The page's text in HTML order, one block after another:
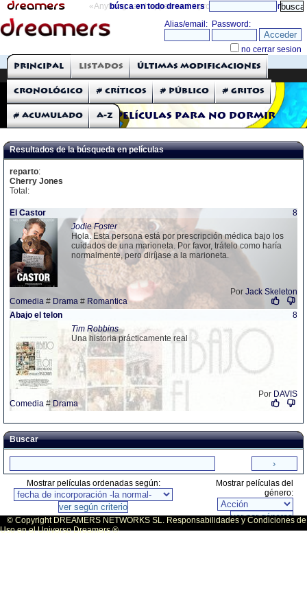
«Anything can happen and it probably will» directorio
búsca en todo dreamers
THE DREAMERS
Críticas: Películas
Películas para no dormir
Principal Listados Últimas modificaciones
Cronológico # Críticos # Público # Gritos
# Acumulado A-Z
Resultados de la búsqueda en películas
reparto:
Cherry Jones
Total:
El Castor
8
Jodie Foster
Hola. Esta persona está por prescripción médica bajo los
cuidados de una marioneta. Por favor, trátelo como haría
normalmente, pero diríjase a la marioneta.
Por Jack Skeleton
Comedia # Drama # Romantica
Abajo el telon
8
Tim Robbins
Una historia prácticamente real
Por DAVIS
Comedia #Drama
Buscar
Mostrar películas ordenadas según:
Mostrar películas del
género:
© Copyright DREAMERS NETWORKS SL. Responsabilidades y Condiciones de
Uso en el Universo Dreamers ®